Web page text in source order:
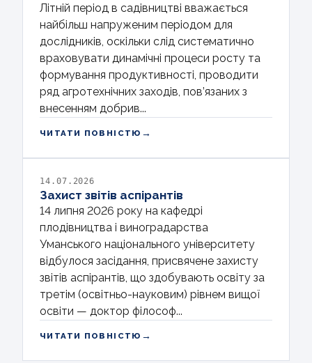
Літній період в садівництві вважається
найбільш напруженим періодом для
дослідників, оскільки слід систематично
враховувати динамічні процеси росту та
формування продуктивності, проводити
ряд агротехнічних заходів, пов’язаних з
внесенням добрив...
ЧИТАТИ ПОВНІСТЮ →
14.07.2026
Захист звітів аспірантів
14 липня 2026 року на кафедрі
плодівництва і виноградарства
Уманського національного університету
відбулося засідання, присвячене захисту
звітів аспірантів, що здобувають освіту за
третім (освітньо-науковим) рівнем вищої
освіти — доктор філософ...
ЧИТАТИ ПОВНІСТЮ →